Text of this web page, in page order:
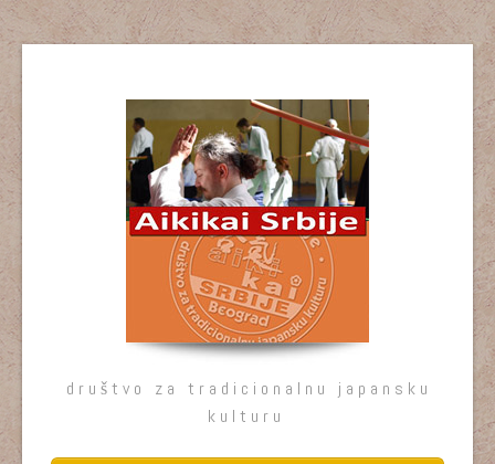
društvo za tradicionalnu japansku
kulturu